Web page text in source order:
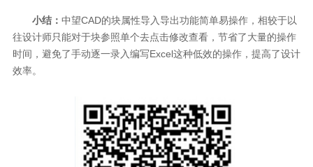
小结： 中望CAD的块属性导入导出功能简单易操作，相较于以
往设计师只能对于块参照单个去点击修改查看，节省了大量的操作
时间，避免了手动逐一录入编写Excel这种低效的操作，提高了设计
效率。